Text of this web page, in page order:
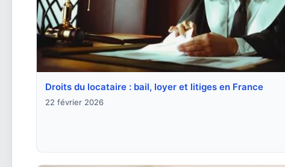
Droits du locataire : bail, loyer et litiges en France
22 février 2026